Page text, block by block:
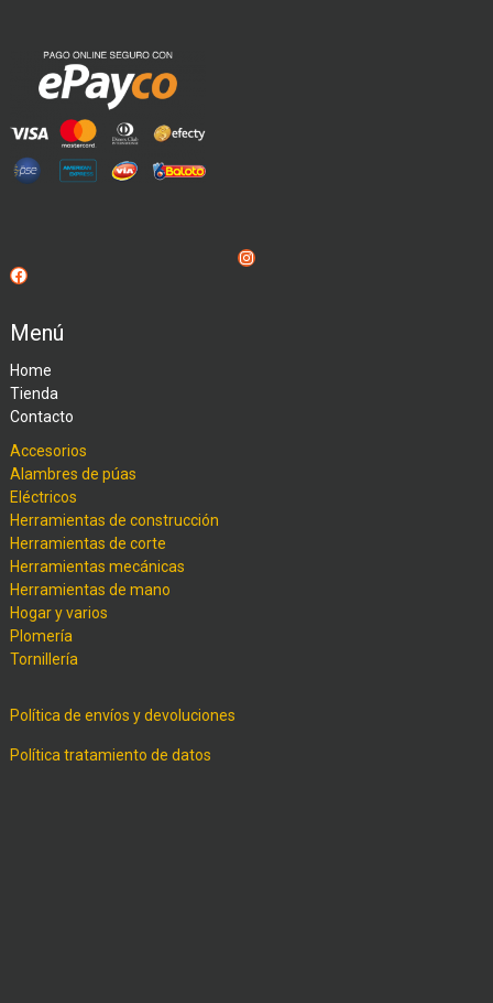
Instagram
Facebook
Menú
Home
Tienda
Contacto
Accesorios
Alambres de púas
Eléctricos
Herramientas de construcción
Herramientas de corte
Herramientas mecánicas
Herramientas de mano
Hogar y varios
Plomería
Tornillería
Política de envíos y devoluciones
Política tratamiento de datos